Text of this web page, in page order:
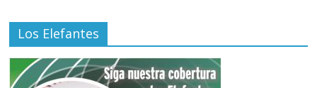
Los Elefantes